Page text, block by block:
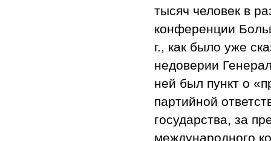
тысяч человек в
конференции
г., как было уже
недоверии
ней был пункт о
партийной
государства, за
международного